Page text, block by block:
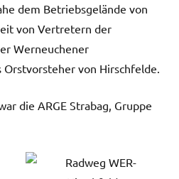
dem Betriebsgelände von
von Vertretern der
Werneuchener
von Hirschfelde.
die ARGE Strabag, Gruppe